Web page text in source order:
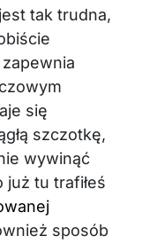
tak trudna,
się
szczotkę,
wywinąć
tu trafiłeś
sposób